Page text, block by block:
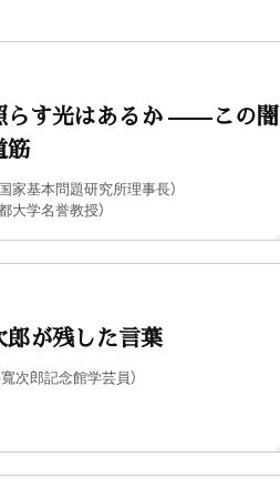
らす光はあるか ——この闇
筋
家基本問題研究所理事長）
大学名誉教授）
郎が残した言葉
次郎記念館学芸員）